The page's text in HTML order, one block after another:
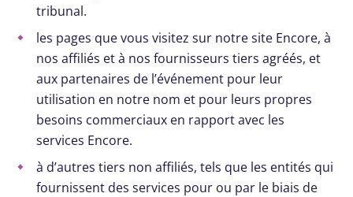
tribunal.
les pages que vous visitez sur notre site Encore, à
nos affiliés et à nos fournisseurs tiers agréés, et
aux partenaires de l’événement pour leur
utilisation en notre nom et pour leurs propres
besoins commerciaux en rapport avec les
services Encore.
à d’autres tiers non affiliés, tels que les entités qui
fournissent des services pour ou par le biais de